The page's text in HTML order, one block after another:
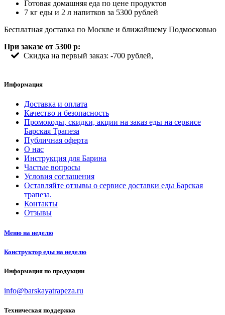
Готовая домашняя еда по цене продуктов
7 кг еды и 2 л напитков за 5300 рублей
Бесплатная доставка по Москве и ближайшему Подмосковью
При заказе от 5300 р:
Скидка на первый заказ: -700 рублей,
Информация
Доставка и оплата
Качество и безопасность
Промокоды, скидки, акции на заказ еды на сервисе
Барская Трапеза
Публичная оферта
О нас
Инструкция для Барина
Частые вопросы
Условия соглашения
Оставляйте отзывы о сервисе доставки еды Барская
трапеза.
Контакты
Отзывы
Меню на неделю
Конструктор еды на неделю
Информация по продукции
info@barskayatrapeza.ru
Техническая поддержка